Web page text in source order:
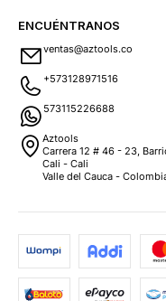
ENCUÉNTRANOS
ventas@aztools.co
+573128971516
573115226688
Aztools
Carrera 12 # 46 - 23,
Cali - Cali
Valle del Cauca -